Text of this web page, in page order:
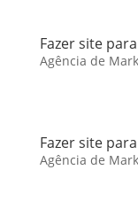
Fazer site
Agência de
Fazer site
Agência de